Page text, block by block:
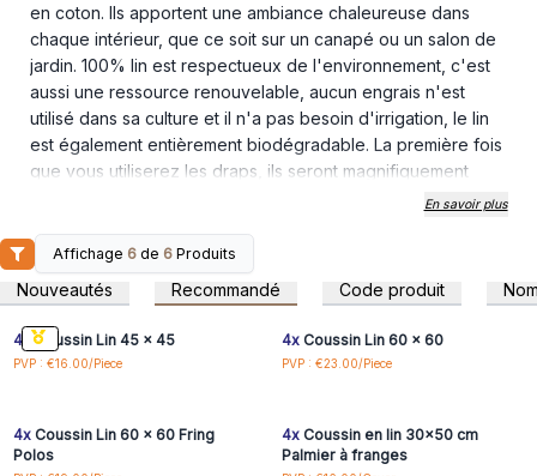
en coton. Ils apportent une ambiance chaleureuse dans
chaque intérieur, que ce soit sur un canapé ou un salon de
jardin. 100% lin est respectueux de l'environnement, c'est
aussi une ressource renouvelable, aucun engrais n'est
utilisé dans sa culture et il n'a pas besoin d'irrigation, le lin
est également entièrement biodégradable. La première fois
que vous utiliserez les draps, ils seront magnifiquement
doux. En effet, les fibres de lin se cassent pendant le
lavage, donc plus vous les utilisez longtemps, plus elles
sont fines. Les draps ont des glands modernes et une
fermeture éclair autour de leur périmètre. Vous pouvez
choisir entre deux modèles, épurés ou avec un palmier
En savoir plus
Affichage 6 de 6 Produits
Nouveautés Recommandé Code produit
Connectez-vous ou
inscrivez-vous pour
accéder aux prix de gros
4x Coussin Lin 45 x 45
PVP : €16.00/Piece
inscrivez-vous pour
accéder aux prix de gros
4xCoussin Lin 60 x 60
PVP : €23.00/Piece
Connectez-vous ou
4xCoussin Lin 60 x 60 Fring
Polos
Connectez-vous ou
4xCoussin en lin 30x50 cm
Palmier à franges